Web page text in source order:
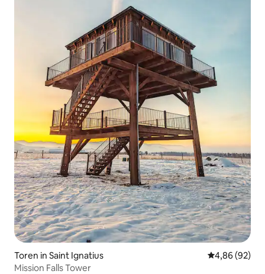
Toren in Saint Ignatius Gemiddelde
4,86 (92)
Mission Falls Tower